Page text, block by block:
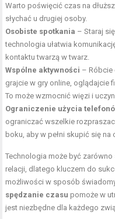
Warto poświęcić czas na
słychać u drugiej osoby.
Osobiste spotkania – Staraj
technologia ułatwia
kontaktu twarzą wtwarz.
Wspólne aktywności – Róbcie
grajcie w gry online, oglądajcie
To może wzmocnić więzi i
Ograniczenie użycia
ograniczać wszelkie
boku, aby w pełni skupić się
Technologia może być
relacji, dlatego kluczem do
możliwości w sposób
spędzanie czasu pomoże w
jest niezbędne dla każdego